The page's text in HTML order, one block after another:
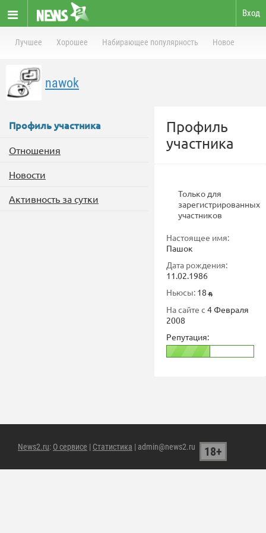
Вход
Лучшее Хорошее Набирающее популярность Новое
nawok
Профиль участника
Отношения
Новости
Активность за сутки
Профиль
участника
Только для
зарегистрированных
участников
Настоящее имя:
Пашок
Дата рождения:
11.02.1986
Ньюсы: 18
На сайте с 4 Февраля
2008
Репутация:
News2.ru: О сервисе | Статистика | admin@news2.ru 18+